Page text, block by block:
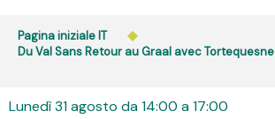
contenu
Pagina iniziale IT
Du Val Sans Retour au Graal avec Tortequesne
Lunedì 31 agosto da 14:00 a 17:00